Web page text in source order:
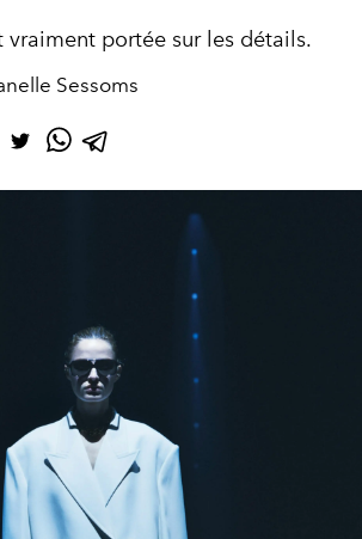
portée sur les détails.
Sessoms